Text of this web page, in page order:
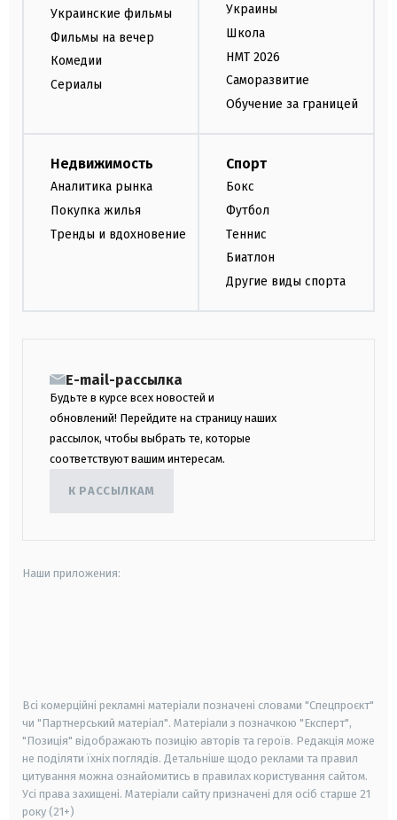
Украинские фильмы
Фильмы на вечер
Комедии
Сериалы
Украины
Школа
НМТ 2026
Саморазвитие
Обучение за границей
Недвижимость
Аналитика рынка
Покупка жилья
Тренды и вдохновение
Спорт
Бокс
Футбол
Теннис
Биатлон
Другие виды спорта
E-mail-рассылка
Будьте в курсе всех новостей и
обновлений! Перейдите на страницу наших
рассылок, чтобы выбрать те, которые
соответствуют вашим интересам.
К РАССЫЛКАМ
Наши приложения:
Всі комерційні рекламні матеріали позначені словами "Спецпроєкт"
чи "Партнерський матеріал". Матеріали з позначкою "Експерт",
"Позиція" відображають позицію авторів та героїв. Редакція може
не поділяти їхніх поглядів. Детальніше щодо реклами та правил
цитування можна ознайомитись в правилах користування сайтом.
Усі права захищені. Матеріали сайту призначені для осіб старше 21
року (21+)